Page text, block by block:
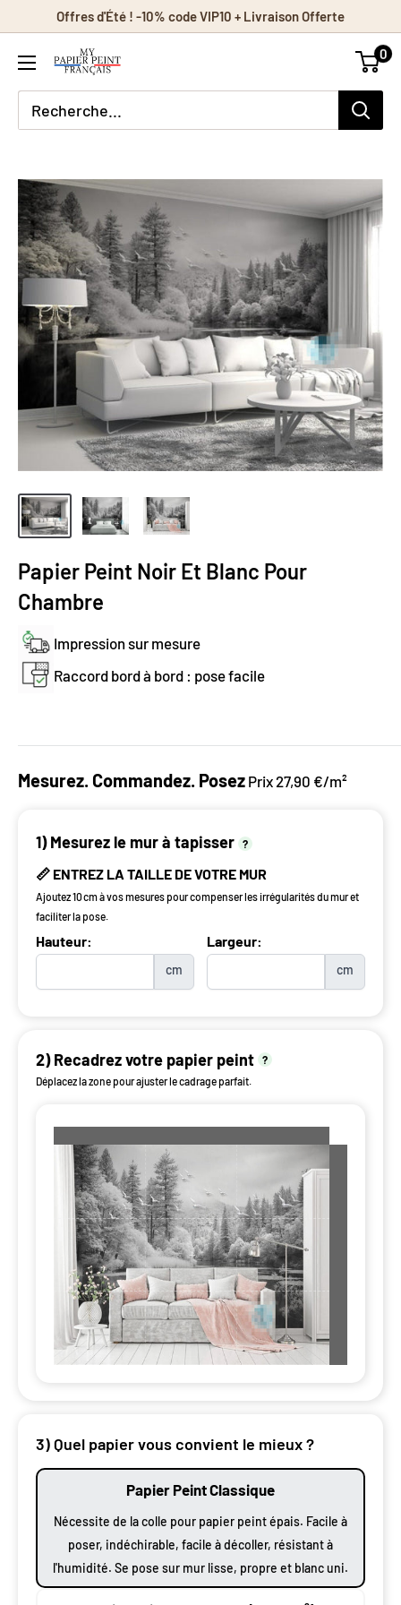
contenu
Offres d'Été ! -10% code VIP10 + Livraison Offerte
0
Papier Peint Noir Et Blanc Pour
Chambre
Impression sur mesure
Raccord bord à bord : pose facile
Mesurez. Commandez. Posez Prix 27,90 €/m²
1) Mesurez le mur à tapisser ?
📏 ENTREZ LA TAILLE DE VOTRE MUR
Ajoutez 10 cm à vos mesures pour compenser les irrégularités du mur et
faciliter la pose.
Hauteur:
cm
Largeur:
cm
2) Recadrez votre papier peint
?
Déplacez la zone pour ajuster le cadrage parfait.
3) Quel papier vous convient le mieux ?
Papier Peint Classique
Nécessite de la colle pour papier peint épais. Facile à
poser, indéchirable, facile à décoller, résistant à
l'humidité. Se pose sur mur lisse, propre et blanc uni.